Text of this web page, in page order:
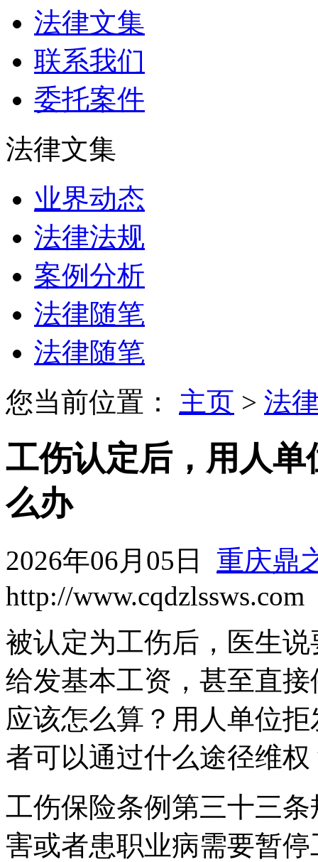
法律文集
联系我们
委托案件
法律文集
业界动态
法律法规
案例分析
法律随笔
法律随笔
您当前位置： 主页 > 法
工伤认定后，用人
么办
2026年06月05日 重庆鼎
http://www.cqdzlssws.com
被认定为工伤后，医生
给发基本工资，甚至直
应该怎么算？用人单位
者可以通过什么途径维权
工伤保险条例第三十三
害或者患职业病需要暂